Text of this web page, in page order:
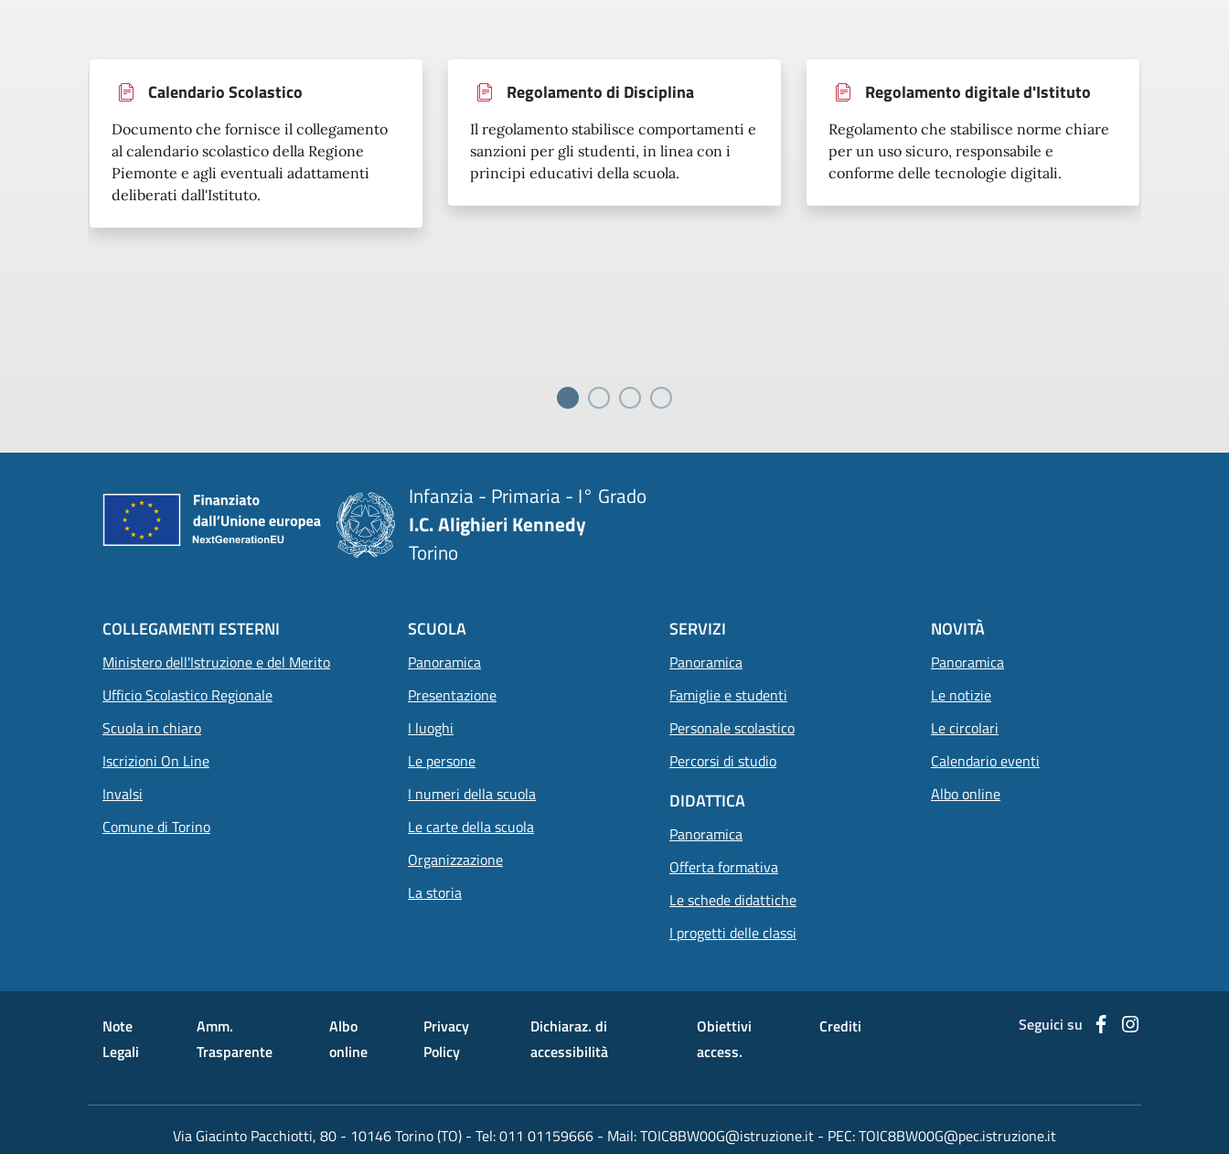
Calendario Scolastico
Documento che fornisce il collegamento
al calendario scolastico della Regione
Piemonte e agli eventuali adattamenti
deliberati dall'Istituto.
Regolamento di Disciplina
Il regolamento stabilisce comportamenti e
sanzioni per gli studenti, in linea con i
principi educativi della scuola.
Regolamento digitale d'Istituto
Regolamento che stabilisce norme chiare
per un uso sicuro, responsabile e
conforme delle tecnologie digitali.
Infanzia - Primaria - I° Grado
I.C. Alighieri Kennedy
Torino
COLLEGAMENTI ESTERNI
Ministero dell'Istruzione e del Merito
Ufficio Scolastico Regionale
Scuola in chiaro
Iscrizioni On Line
Invalsi
Comune di Torino
SCUOLA
Panoramica
Presentazione
I luoghi
Le persone
I numeri della scuola
Le carte della scuola
Organizzazione
La storia
SERVIZI
Panoramica
Famiglie e studenti
Personale scolastico
Percorsi di studio
DIDATTICA
Panoramica
Offerta formativa
Le schede didattiche
I progetti delle classi
NOVITÀ
Panoramica
Le notizie
Le circolari
Calendario eventi
Albo online
Small prints
Note
Legali
Amm.
Trasparente
Albo
online
Privacy
Policy
Dichiaraz. di
accessibilità
Obiettivi
access.
Crediti Seguici su Facebook
Via Giacinto Pacchiotti, 80 - 10146 Torino (TO) - Tel:011 01159666 - Mail:TOIC8BW00G@istruzione.it - PEC:TOIC8BW00G@pec.istruzione.it